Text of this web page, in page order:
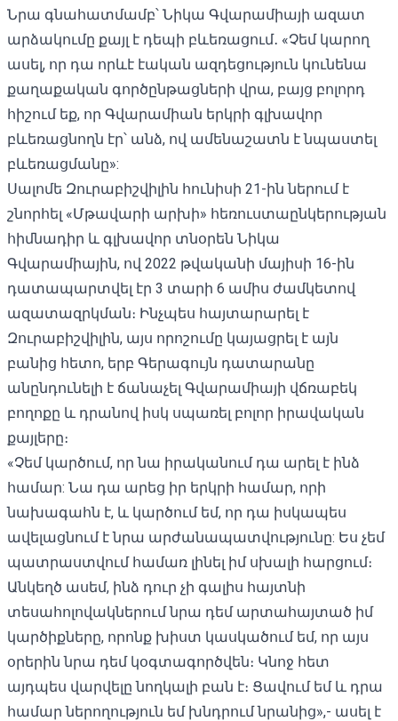
Նրա գնահատմամբ՝ Նիկա Գվարամիայի ազատ
արձակումը քայլ է դեպի բևեռացում․ «Չեմ կարող
ասել, որ դա որևէ էական ազդեցություն կունենա
քաղաքական գործընթացների վրա, բայց բոլորդ
հիշում եք, որ Գվարամիան երկրի գլխավոր
բևեռացնողն էր՝ անձ, ով ամենաշատն է նպաստել
բևեռացմանը»:
Սալոմե Զուրաբիշվիլին հունիսի 21-իններում է
շնորհել «Մթավարի արխի» հեռուստաընկերության
հիմնադիր և գլխավոր տնօրեն Նիկա
Գվարամիային, ով 2022 թվականի մայիսի 16-ին
դատապարտվել էր 3 տարի 6 ամիս ժամկետով
ազատազրկման։ Ինչպես հայտարարել է
Զուրաբիշվիլին, այս որոշումը կայացրել է այն
բանից հետո, երբ Գերագույն դատարանը
անընդունելի է ճանաչել Գվարամիայի վճռաբեկ
բողոքը և դրանով իսկ սպառել բոլոր իրավական
քայլերը։
«Չեմ կարծում, որ նա իրականում դա արել է ինձ
համար: Նա դա արեց իր երկրի համար, որի
նախագահն է, և կարծում եմ, որ դա իսկապես
ավելացնում է նրա արժանապատվությունը: Ես չեմ
պատրաստվում համառ լինել իմ սխալի հարցում։
Անկեղծ ասեմ, ինձ դուր չի գալիս հայտնի
տեսահոլովակներում նրա դեմ արտահայտած իմ
կարծիքները, որոնք խիստ կասկածում եմ, որ այս
օրերին նրա դեմ կօգտագործվեն։ Կնոջ հետ
այդպես վարվելը նողկալի բան է։ Ցավում եմ և դրա
համար ներողություն եմ խնդրում նրանից»,- ասել է